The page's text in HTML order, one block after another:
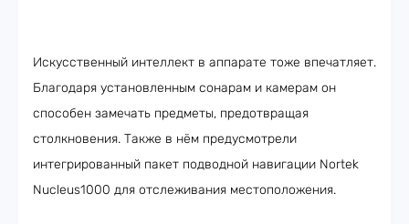
Искусственный интеллект в аппарате тоже впечатляет.
Благодаря установленным сонарам и камерам он
способен замечать предметы, предотвращая
столкновения. Также в нём предусмотрели
интегрированный пакет подводной навигации Nortek
Nucleus1000 для отслеживания местоположения.